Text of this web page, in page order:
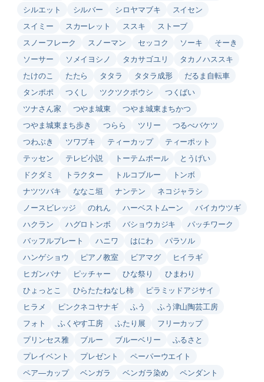
シルエット シルバー シロヤマブキ
スイセン
スイミー
スカーレット ススキ
ストーブ
スノーフレーク
スノーマン セッコク ソーキ
そーき
ソーサー
ソメイヨシノ タカサゴユリ
タカノハススキ
たけのこ
たたら タタラ タタラ成形
だるま自転車
タンポポ
つくし ツクツクボウシ
つくばい
ツナさん家
つやま城東
つやま城東まちかつ
つやま城東まち歩き
つらら ツリー
つるべバケツ
つわぶき
ツワブキ ティーカップ
ティーポット
テッセン
テレビ小説 トーテムポール
とうげい
ドクダミ
トラクター トルコブルー
トンボ
ナツツバキ
ななこ垣 ナンテン
ネコジャラシ
ノースビレッジ
のれん ハーベストムーン
バイカウツギ
ハクラン
ハグロトンボ バショウカジキ
パッチワーク
バッフルプレート
ハニワ はにわ
パラソル
ハンゲショウ
ピアノ教室 ビアマグ
ヒイラギ
ヒガンバナ
ピッチャー ひな祭り
ひまわり
ひょっとこ
ひらたたねなし柿
ピラミッドアジサイ
ヒラメ
ピンクネコヤナギ ふう
ふう津山陶芸工房
フォト
ふくやす工房 ふたり展
フリーカップ
プリンセス雅
ブルー ブルーベリー
ふるさと
プレイベント
プレゼント
ペーパーウエイト
ペア―カップ
ベンガラ ベンガラ染め
ペンダント